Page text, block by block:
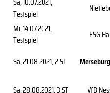
Testspiel
Mi, 14.07.2021,
Testspiel
ESG
Sa, 21.08.2021, 2.ST
Sa, 28.08.2021, 3.ST VfB